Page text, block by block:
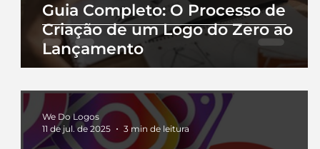
Guia Completo: O Processo de
Criação de um Logo do Zero ao
Lançamento
We Do Logos
11 de jul. de 2025
3 min de leitura